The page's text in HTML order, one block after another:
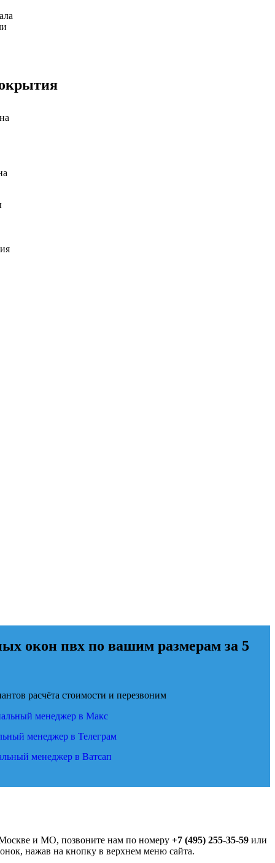
окон пвх по вашим размерам за 5
расчёта стоимости и перезвоним
и МО, позвоните нам по номеру +7 (495) 255-35-59или
нажав на кнопку в верхнем меню сайта.